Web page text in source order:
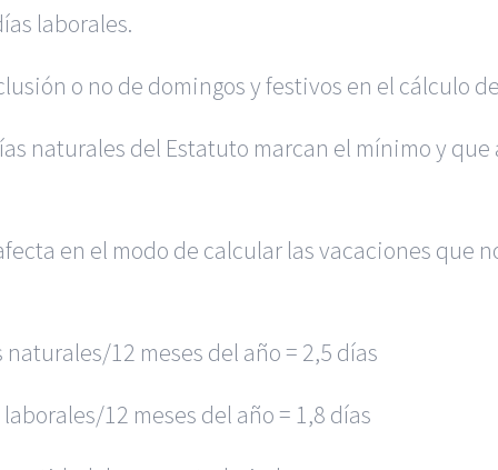
laborales.
o no de domingos y festivos en el cálculo
naturales del Estatuto marcan el mínimo y
en el modo de calcular las vacaciones que
12 meses del año = 2,5 días
12 meses del año = 1,8 días